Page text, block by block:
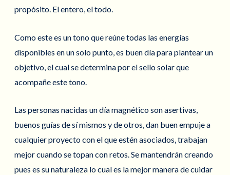
propósito. El entero, el todo.
Como este es un tono que reúne todas las energías
disponibles en un solo punto, es buen día para plantear un
objetivo, el cual se determina por el sello solar que
acompañe este tono.
Las personas nacidas un día magnético son asertivas,
buenos guías de sí mismos y de otros, dan buen empuje a
cualquier proyecto con el que estén asociados, trabajan
mejor cuando se topan con retos. Se mantendrán creando
pues es su naturaleza lo cual es la mejor manera de cuidar